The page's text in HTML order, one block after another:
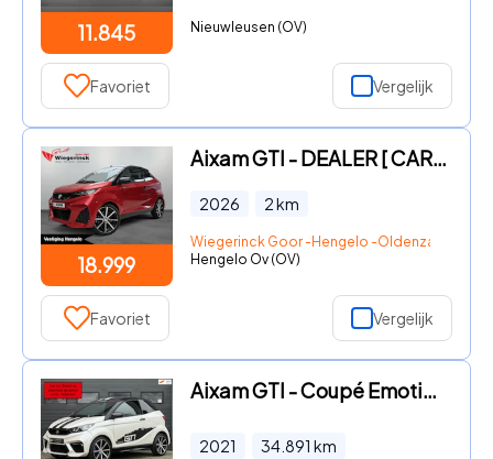
11.845 Nieuwleusen (OV)
Favoriet Vergelijk
18.999
Aixam GTI - DEALER [ CARPLAY I CAMERA I DIESEL I VERWARMING ]
2026 2km
Wiegerinck Goor -Hengelo -Oldenzaal
Hengelo Ov (OV)
Favoriet Vergelijk
Aixam GTI - Coupé Emotion Brommobiel 45km 2021 1eig 34dkm ZGAN
2021 34.891 km